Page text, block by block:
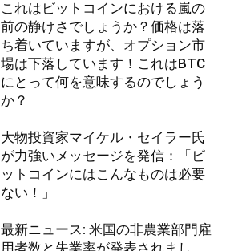
これはビットコインにおける嵐の
前の静けさでしょうか？価格は落
ち着いていますが、オプション市
場は下落しています！これはBTC
にとって何を意味するのでしょう
か？
大物投資家マイケル・セイラー氏
が力強いメッセージを発信：「ビ
ットコインにはこんなものは必要
ない！」
最新ニュース: 米国の非農業部門雇
用者数と失業率が発表されまし